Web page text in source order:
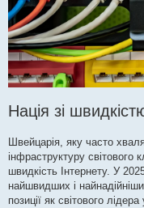
Нація зі
Швейцарія, яку часто
інфраструктуру світового
швидкість Інтернету. У
найшвидших і
позиції як світового